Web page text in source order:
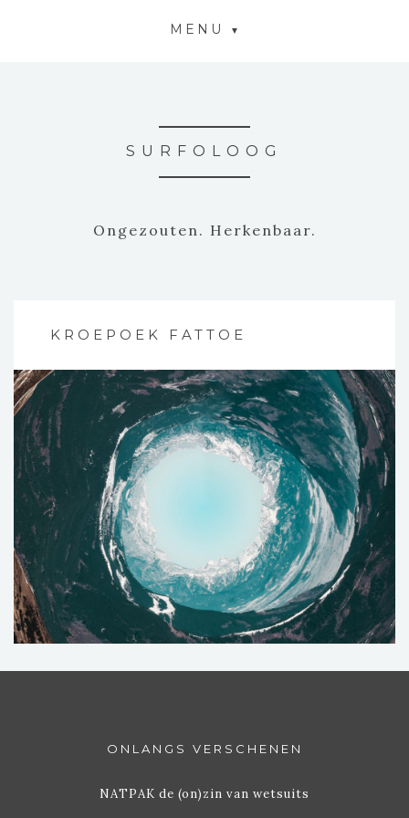
MENU
SURFOLOOG
Ongezouten. Herkenbaar.
KROEPOEK FATTOE
ONLANGS VERSCHENEN
NATPAK de (on)zin van wetsuits